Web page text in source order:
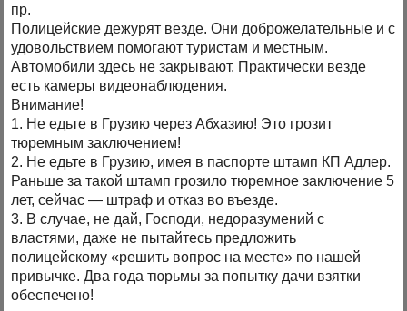
пр.
Полицейские дежурят везде. Они доброжелательные и с
удовольствием помогают туристам и местным.
Автомобили здесь не закрывают. Практически везде
есть камеры видеонаблюдения.
Внимание!
1. Не едьте в Грузию через Абхазию! Это грозит
тюремным заключением!
2. Не едьте в Грузию, имея в паспорте штамп КП Адлер.
Раньше за такой штамп грозило тюремное заключение 5
лет, сейчас — штраф и отказ во въезде.
3. В случае, не дай, Господи, недоразумений с
властями, даже не пытайтесь предложить
полицейскому «решить вопрос на месте» по нашей
привычке. Два года тюрьмы за попытку дачи взятки
обеспечено!